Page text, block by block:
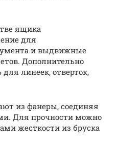
ящика
для
и выдвижные
Дополнительно
линеек, отверток,
из фанеры, соединяя
Для прочности можно
жесткости из бруска